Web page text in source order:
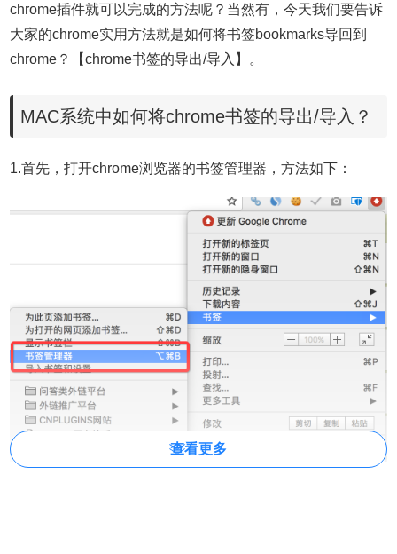
chrome插件就可以完成的方法呢？当然有，今天我们要告诉
大家的chrome实用方法就是如何将书签bookmarks导回到
chrome？【chrome书签的导出/导入】。
MAC系统中如何将chrome书签的导出/导入？
1.首先，打开chrome浏览器的书签管理器，方法如下：
查看更多